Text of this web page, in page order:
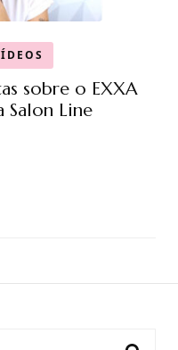
sobre o EXXA
Salon Line